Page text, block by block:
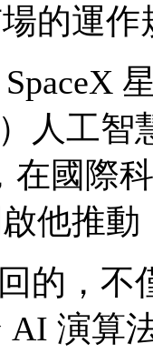
的運作
人工智
在國際
他推
的，不
AI 演算